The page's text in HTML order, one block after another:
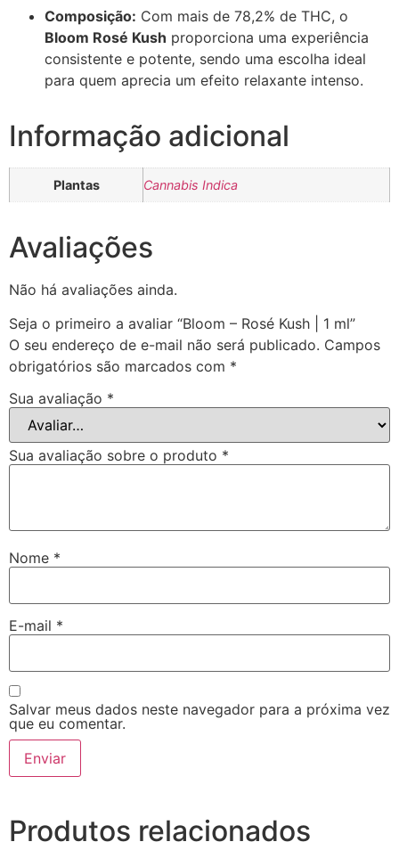
Composição: Com mais de 78,2% de THC, o
Bloom Rosé Kush proporciona uma experiência
consistente e potente, sendo uma escolha ideal
para quem aprecia um efeito relaxante intenso.
Informação adicional
Plantas Cannabis Indica
Avaliações
Não há avaliações ainda.
Seja o primeiro a avaliar “Bloom – Rosé Kush | 1 ml”
O seu endereço de e-mail não será publicado. Campos
obrigatórios são marcados com *
Sua avaliação *
Sua avaliação sobre o produto *
Nome *
E-mail *
Salvar meus dados neste navegador para a próxima vez
que eu comentar.
Produtos relacionados